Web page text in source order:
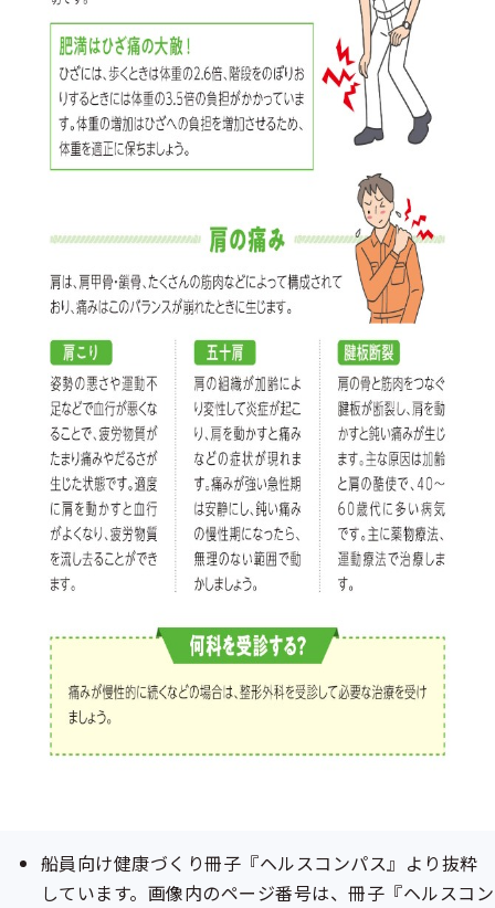
船員向け健康づくり冊子『ヘルスコンパス』より抜粋
しています。画像内のページ番号は、冊子『ヘルスコン